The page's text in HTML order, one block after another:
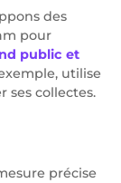
des
pour
public et
utilise
ses collectes.
précise